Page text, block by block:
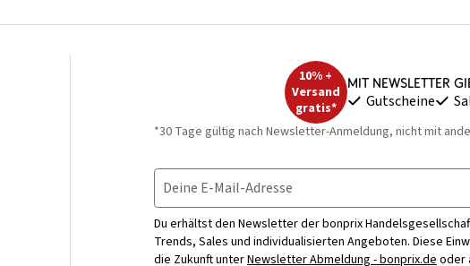
10% +
Versand
gratis*
Mit Newsletter
Gutscheine
*30 Tage gültig nach Newsletter-Anmeldung, nicht mit
Deine E-Mail-Adresse
Du erhältst den Newsletter der bonprix
Trends, Sales und individualisierten Angeboten. Diese
die Zukunft unterNewsletter Abmeldung - bonprix.deoder